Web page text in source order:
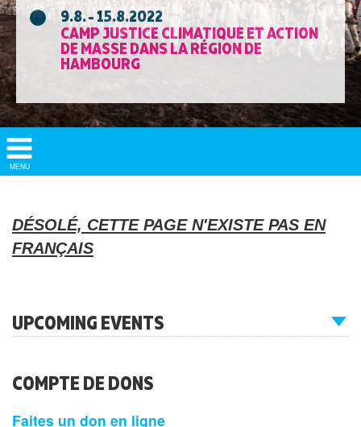
9.8. - 15.8.2022
CAMP JUSTICE CLIMATIQUE ET ACTION
DE MASSE DANS LA RÉGION DE
HAMBOURG
Show/
Hide
MENU
DÉSOLÉ, CETTE PAGE N'EXISTE PAS EN
FRANÇAIS
UPCOMING EVENTS
COMPTE DE DONS
Faites un don en ligne